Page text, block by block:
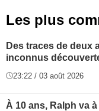
Les plus
Des traces de deux
inconnus
23:22 / 03 août 2026
À 10 ans, Ralph va